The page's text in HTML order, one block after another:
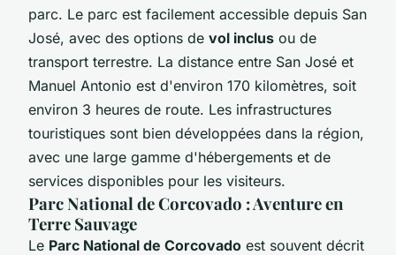
parc. Le parc est facilement accessible depuis San
José, avec des options de vol inclus ou de
transport terrestre. La distance entre San José et
Manuel Antonio est d'environ 170 kilomètres, soit
environ 3 heures de route. Les infrastructures
touristiques sont bien développées dans la région,
avec une large gamme d'hébergements et de
services disponibles pour les visiteurs.
Parc National de Corcovado : Aventure en
Terre Sauvage
Le Parc National de Corcovado est souvent décrit